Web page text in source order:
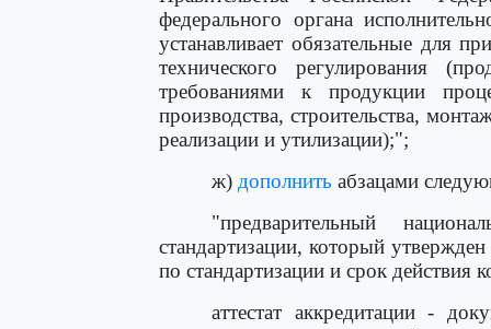
федерального органа
устанавливает обязательные для
технического регулирования
требованиями к продукции
производства, строительства,
реализации и утилизации);";
ж) дополнить абзацами
"предварительный
стандартизации, который
по стандартизации и срок действия
аттестат аккредитации -